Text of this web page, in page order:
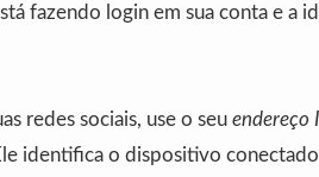
fazendo login em sua conta e a
redes sociais, use o seu endereço
identifica o dispositivo